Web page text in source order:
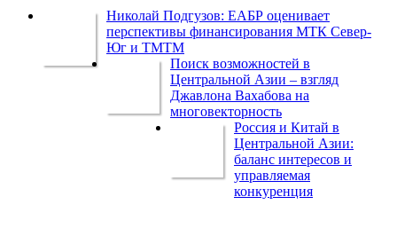
Николай Подгузов: ЕАБР оценивает
перспективы финансирования МТК Север-
Юг и ТМТМ
Поиск возможностей в
Центральной Азии – взгляд
Джавлона Вахабова на
многовекторность
Россия и Китай в
Центральной Азии:
баланс интересов и
управляемая
конкуренция